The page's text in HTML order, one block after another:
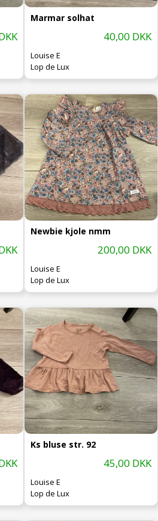
Marmar solhat
40,00 DKK
Louise E
Lop de Lux
Newbie kjole nmm
200,00 DKK
Louise E
Lop de Lux
Ks bluse str. 92
45,00 DKK
Louise E
Lop de Lux